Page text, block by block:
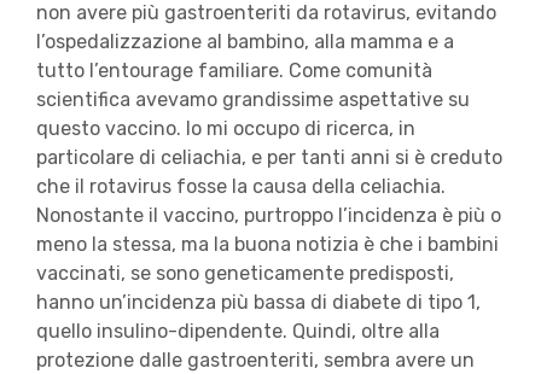
non avere più gastroenteriti da rotavirus, evitando
l’ospedalizzazione al bambino, alla mamma e a
tutto l’entourage familiare. Come comunità
scientifica avevamo grandissime aspettative su
questo vaccino. Io mi occupo di ricerca, in
particolare di celiachia, e per tanti anni si è creduto
che il rotavirus fosse la causa della celiachia.
Nonostante il vaccino, purtroppo l’incidenza è più o
meno la stessa, ma la buona notizia è che i bambini
vaccinati, se sono geneticamente predisposti,
hanno un’incidenza più bassa di diabete di tipo 1,
quello insulino-dipendente. Quindi, oltre alla
protezione dalle gastroenteriti, sembra avere un